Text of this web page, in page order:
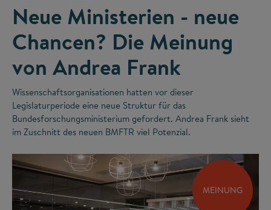
Neue Ministerien - neue
Chancen? Die Meinung
von Andrea Frank
Wissenschaftsorganisationen hatten vor dieser
Legislaturperiode eine neue Struktur für das
Bundesforschungsministerium gefordert. Andrea Frank sieht
im Zuschnitt des neuen BMFTR viel Potenzial.
MEINUNG